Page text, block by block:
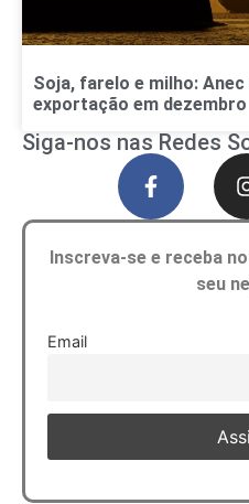
Soja, farelo e milho:
exportação em dezembro
Siga-nos nas Redes
Inscreva-se e receba
seu
Email